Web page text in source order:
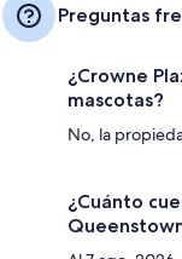
Preguntas
¿Crowne
mascotas?
No, la
¿Cuánto